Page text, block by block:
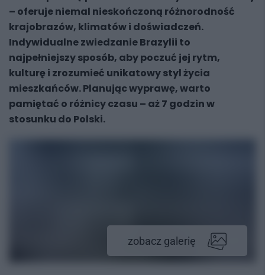
– oferuje niemal nieskończoną różnorodność
krajobrazów, klimatów i doświadczeń.
Indywidualne zwiedzanie Brazylii to
najpełniejszy sposób, aby poczuć jej rytm,
kulturę i zrozumieć unikatowy styl życia
mieszkańców. Planując wyprawę, warto
pamiętać o różnicy czasu – aż 7 godzin w
stosunku do Polski.
zobacz galerię